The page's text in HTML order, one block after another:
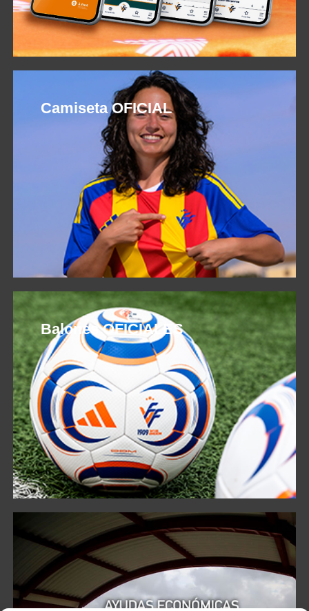
Camiseta OFICIAL
Balones OFICIALES